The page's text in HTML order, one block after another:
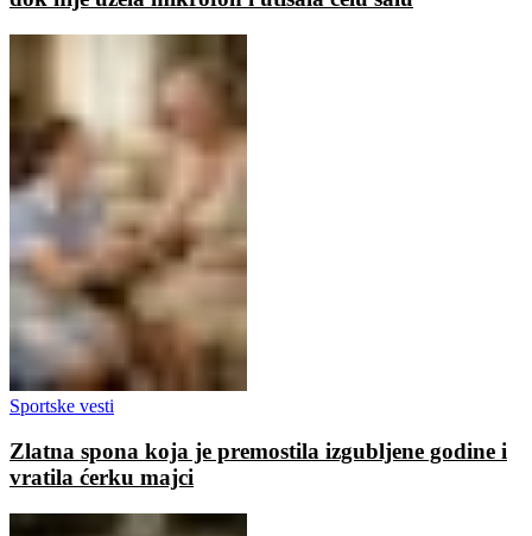
Sportske vesti
Zlatna spona koja je premostila izgubljene godine i
vratila ćerku majci